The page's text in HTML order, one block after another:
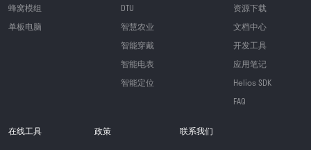
蜂窝模组
单板电脑
DTU
智慧农业
智能穿戴
智能电表
智能定位
资源下载
文档中心
开发工具
应用笔记
Helios SDK
FAQ
在线工具 政策 联系我们